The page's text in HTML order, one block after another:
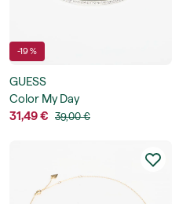
-19 %
GUESS
Color My Day
31,49 € 39,00 €